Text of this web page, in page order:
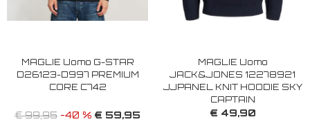
MAGLIE Uomo G-STAR
D26123-D997 PREMIUM
CORE C742
€ 99,95 -40 % € 59,95
MAGLIE Uomo
JACK&JONES 12278921
JJPANEL KNIT HOODIE SKY
CAPTAIN
€ 49,90